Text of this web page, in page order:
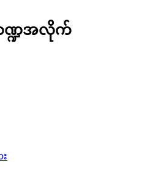
သတင်းများ